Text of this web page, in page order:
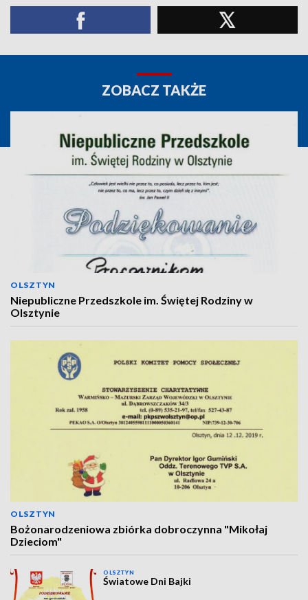
ZOBACZ TAKŻE
OLSZTYN
Niepubliczne Przedszkole im. Świętej Rodziny w
Olsztynie
OLSZTYN
Bożonarodzeniowa zbiórka dobroczynna "Mikołaj
Dzieciom"
OLSZTYN
Światowe Dni Bajki